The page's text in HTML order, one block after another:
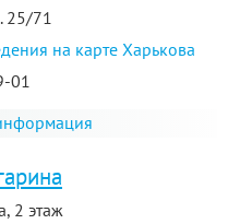
25/71
на карте Харькова
01
2 этаж